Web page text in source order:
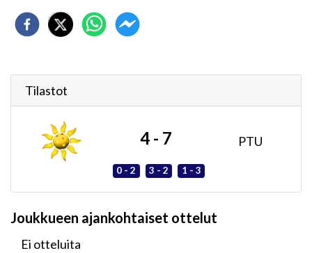
Tilastot
4 - 7 PTU
0 - 2 3 - 2 1 - 3
Joukkueen ajankohtaiset ottelut
Ei otteluita